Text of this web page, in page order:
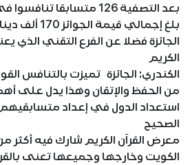
بعد التصفية 126 متسابقا تنافسوا في الجائزة هذا العام
بلغ إجمالي
الجائزة فضلا عن الفرع التقني الذي
الكريم
الكندري: الجائزة تميزت بالتنافس
من الحفظ والإتقان وهذا يدل على
استعداد الدول في إعداد
الصحيح
الكويت وخارجها وجميعها تعنى